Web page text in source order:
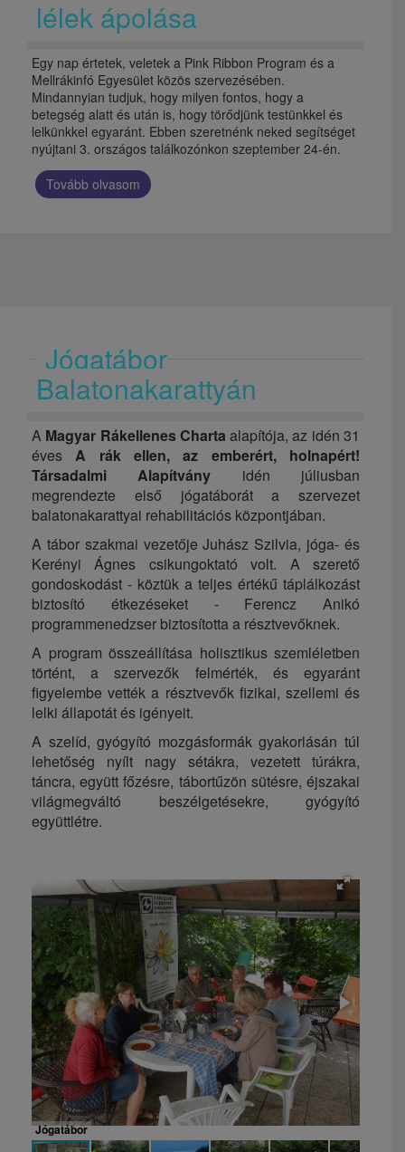
lélek ápolása
Egy nap értetek, veletek a Pink Ribbon Program és a
Mellrákinfó Egyesület közös szervezésében.
Mindannyian tudjuk, hogy milyen fontos, hogy a
betegség alatt és után is, hogy törődjünk testünkkel és
lelkünkkel egyaránt. Ebben szeretnénk neked segítséget
nyújtani 3. országos találkozónkon szeptember 24-én.
Tovább olvasom
Jógatábor
Balatonakarattyán
A Magyar Rákellenes Charta alapítója, az idén 31
évesA rák ellen, az emberért, holnapért!
Társadalmi Alapítvány idén júliusban
megrendezte első jógatáborát a szervezet
balatonakarattyai rehabilitációs központjában.
A tábor szakmai vezetője Juhász Szilvia, jóga- és
Kerényi Ágnes csikungoktató volt. A szerető
gondoskodást - köztük a teljes értékű táplálkozást
biztosító étkezéseket - Ferencz Anikó
programmenedzser biztosította a résztvevőknek.
A program összeállítása holisztikus szemléletben
történt, a szervezők felmérték, és egyaránt
figyelembe vették a résztvevők fizikai, szellemi és
lelki állapotát és igényeit.
A szelíd, gyógyító mozgásformák gyakorlásán túl
lehetőség nyílt nagy sétákra, vezetett túrákra,
táncra, együtt főzésre, tábortűzön sütésre, éjszakai
világmegváltó beszélgetésekre, gyógyító
együttlétre.
Jógatábor